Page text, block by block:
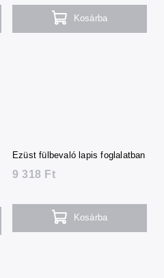
Kosárba
Ezüst fülbevaló lapis foglalatban
9 318 Ft
Kosárba